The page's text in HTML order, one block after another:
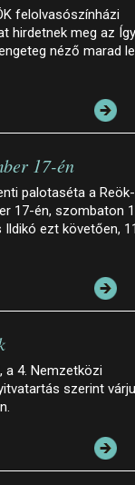
felolvasószínházi
hirdetnek meg az Így
néző marad le
17-én
palotaséta a Reök-
17-én, szombaton
ezt követően,
a 4. Nemzetközi
szerint